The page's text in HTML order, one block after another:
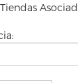
Tiendas